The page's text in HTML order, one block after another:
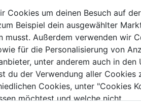
SCURO
0.0 (0)
Profigerät
Except
0.0
von
5
Sternen.
64,99€
Cookies um deinen Besuch auf
Beispiel dein ausgewählter
Außerdem verwenden wir
für die Personalisierung von
unter anderem auch in den
du der Verwendung aller Cookies
Cookies, unter "Cookies
möchtest und welche nicht.